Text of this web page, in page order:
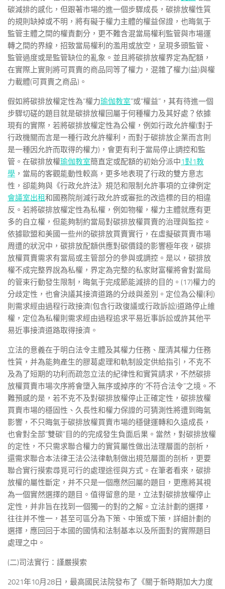
碳減排的感化，但跟著市場的進一個步驟成長，碳排放權性質
的規則缺掉或不明，將有礙于權力主體的權益保證，也晦氣于
監管主體之間的權責劃分，更不難含混當局權利監管與市場運
轉之間的界線，招致當局權利的濫用或放空，呈現多頭監管、
監管過度或是監管缺位的亂象。並且將碳排放權界定為配額，
在實際上實則將可買賣的商品同等了權力，混雜了權力(益)與權
力載體(可買賣之商品)。
假如將碳排放權定性為“權力瑜伽教室”或“權益”，其有待進一個
步驟切磋的題目就是碳排放權回屬于何種權力及其好處？依據
現有的實際，若將碳排放權定性為公權，例如行政允許權(對于
行政機關而言是一種行政允許權利，而對于碳排放企業而言則
是一種因允許而取得的權力)，會更有利于當局停止調控和監
管。在碳排放權瑜伽教室簡直定或配額的初始分派中1對1教
學 ，當局的客觀能動性較高，更多地表現了行政的雙方意志
性，卻能夠與《行政允許法》規范和限制允許事項的立律例定
會議室出租和國務院削減行政允許或審批的改造標的目的相違
反。若將碳排放權定性為私權，例如物權，權力主體就應有更
多的自立權，但能夠制約當局對碳排放權買賣的治理與監控。
依據歐盟和美國一些州的碳排放買賣實行，在虛擬碳買賣市場
周遭的狀況中，碳排放配額供應對碳價錢的影響極年夜，碳排
放權買賣需求有當局或主管部分的參與或調控。是以，碳排放
權不成完整界說為私權，界定為完整的私家財富權將會對當局
的管束行動發生限制，晦氣于完成節能減排的目的。(17)權力的
分歧定性，也會決議其接濟道路的分歧與差別。定位為公權(利)
則需求經由過程行政接濟(包含行政復議或行政訴訟)道路停止維
權，定位為私權則需求經由過程追求平易近事訴訟或許其他平
易近事接濟道路取得接濟。
立法的意義在于明白法令主體及其權力任務、厘清其權力任務
性質，并為能夠產生的膠葛處理和軌制設定供給指引，不克不
及為了短期的功利而疏忽立法的紀律性和實質請求，不然碳排
放權買賣市場次序將會墮入無序或掉序的“不符合法令”之境。不
難預感的是，若不克不及對碳排放權停止正確定性，碳排放權
買賣市場的穩固性、久長性和權力保證的可猜測性將遭到晦氣
影響，不只晦氣于碳排放權買賣市場的穩健運轉和久遠成長，
也會對全部“雙碳”目的的完成發生負面后果。當然，對碳排放權
的定性，不只需求聯合權力的實質屬性做出法理層面的剖析，
還需求聯合本法律王法公法律軌制做出規范層面的剖析，更要
聯合實行摸索尋覓可行的處理途徑與方式。在筆者看來，碳排
放權的屬性斷定，并不只是一個應然回屬的題目，更應將其視
為一個實然選擇的題目。值得留意的是，立法對碳排放權停止
定性，并非旨在找到一個獨一的對的之解。立法計劃的選擇，
往往并不惟一，甚至可區分為下策、中策或下策，詳細計劃的
選擇，應回回于本國的國情和法制基本以及所面對的實際題目
處理之中。
(二)司法實行：謹嚴摸索
2021年10月28日，最高國民法院發布了《關于新時期加大力度